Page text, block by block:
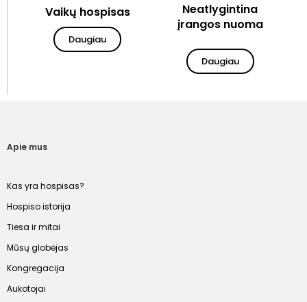
Vaikų hospisas
Daugiau
Neatlygintina
įrangos nuoma
Daugiau
Apie mus
Kas yra hospisas?
Hospiso istorija
Tiesa ir mitai
Mūsų globėjas
Kongregacija
Aukotojai